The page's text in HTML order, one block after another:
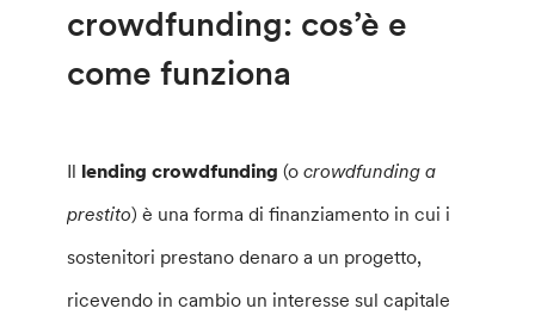
crowdfunding: cos’è e
come funziona
Il lending crowdfunding (ocrowdfunding a
prestito) è una forma di finanziamento in cui i
sostenitori prestano denaro a un progetto,
ricevendo in cambio un interesse sul capitale